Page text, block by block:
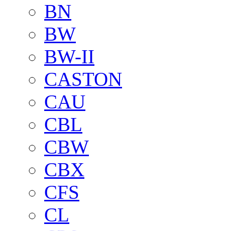
BN
BW
BW-II
CASTON
CAU
CBL
CBW
CBX
CFS
CL